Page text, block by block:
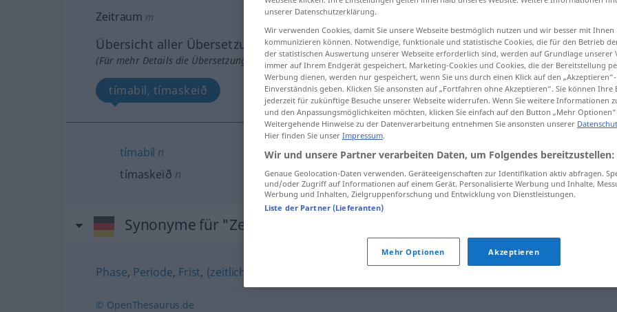
Zeitraum m
Übersicht aller Übersetzungen
(Für mehr Details die Übersetzung anklicken/antippen)
tímabil, tímaskeið
tímabil n
tímaskeið n
Zeitraum
Synonyme für "Zeitraum"
Phase, Periode, Frist, (zeitlicher) Abstand
© OpenThesaurus.de
unserer Datenschutzerklärung.
Wir verwenden Cookies, damit Sie unsere Webseite bestmöglich nutzen und wir besser mit Ihnen
kommunizieren können. Notwendige, funktionale und statistische Cookies, die für den Betrieb
der statistischen Auswertung unserer Webseite erforderlich sind, werden auf Grundlage unserer
immer auf Ihrem Endgerät gespeichert. Marketing-Cookies und Cookies, die der Bereitstellung
Werbung dienen, werden nur gespeichert, wenn Sie uns durch einen Klick auf den
Einverständnis geben. Klicken Sie ansonsten auf „Fortfahren ohne Akzeptieren“. Sie können
jederzeit für zukünftige Besuche unserer Webseite widerrufen. Wenn Sie weitere Informationen
und den Anpassungsmöglichkeiten möchten, klicken Sie einfach auf den Button „Mehr
Weitergehende Hinweise zu der Datenverarbeitung entnehmen Sie ansonsten unserer
Hier finden Sie unser Impressum.
Wir und unsere Partner verarbeiten Daten, um Folgendes bereitzustellen:
Genaue Geolocation-Daten verwenden. Geräteeigenschaften zur Identifikation aktiv abfragen.
und/oder Zugriff auf Informationen auf einem Gerät. Personalisierte Werbung und Inhalte,
Werbung und Inhalten, Zielgruppenforschung und Entwicklung von Dienstleistungen.
Liste der Partner (Lieferanten)
Mehr Optionen Akzeptieren